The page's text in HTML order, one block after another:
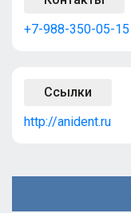
+7-988-350-05-15
Ссылки
http://anident.ru